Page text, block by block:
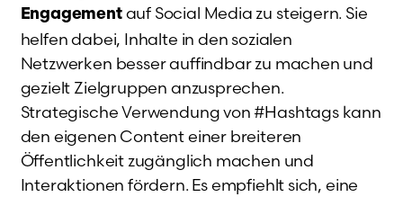
Engagementauf Social Media zu steigern. Sie
helfen dabei, Inhalte in den sozialen
Netzwerken besser auffindbar zu machen und
gezielt Zielgruppen anzusprechen.
Strategische Verwendung von #Hashtags kann
den eigenen Content einer breiteren
Öffentlichkeit zugänglich machen und
Interaktionen fördern. Es empfiehlt sich, eine